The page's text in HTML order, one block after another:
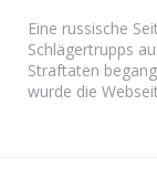
Eine russische
Schlägertrupps
Straftaten
wurde die